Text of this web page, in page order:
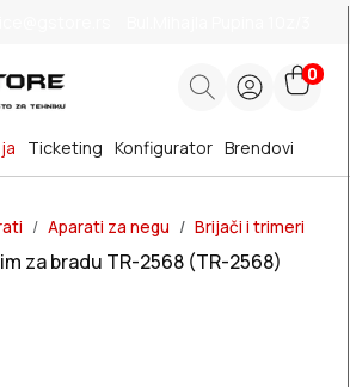
0
Brendovi
Ticketing Konfigurator
Aparati za negu Brijači i trimeri
za bradu TR-2568 (TR-2568)